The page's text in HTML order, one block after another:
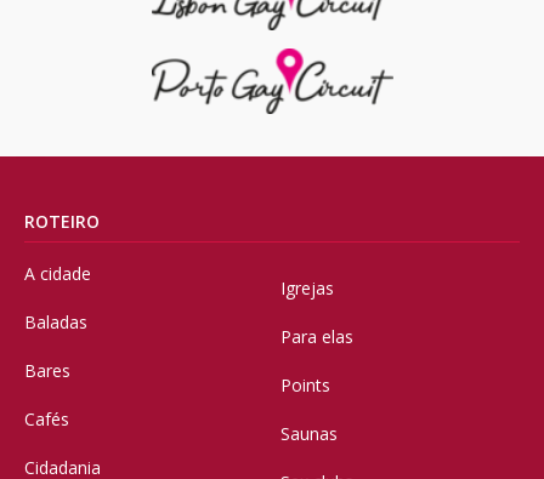
ROTEIRO
A cidade
Baladas
Bares
Cafés
Cidadania
Igrejas
Para elas
Points
Saunas